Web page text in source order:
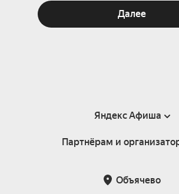
Далее
Яндекс Афиша
Справка
Подарочные сертификаты
Партнёрам и
Объячево